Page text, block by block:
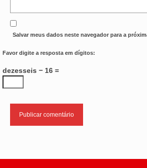
Salvar meus dados neste navegador para a
Favor digite a resposta em dígitos:
dezesseis − 16 =